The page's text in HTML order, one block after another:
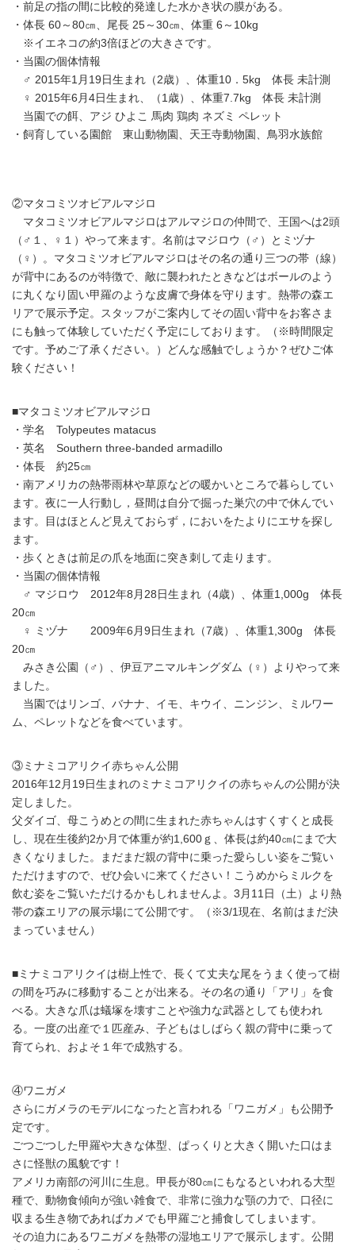
・前足の指の間に比較的発達した水かき状の膜がある。
・体長 60～80㎝、尾長 25～30㎝、体重 6～10kg
※イエネコの約3倍ほどの大きさです。
・当園の個体情報
♂ 2015年1月19日生まれ（2歳）、体重10．5kg 体長 未計測
♀ 2015年6月4日生まれ、（1歳）、体重7.7kg 体長 未計測
当園での餌、アジ ひよこ 馬肉 鶏肉 ネズミ ペレット
・飼育している園館 東山動物園、天王寺動物園、鳥羽水族館
②マタコミツオビアルマジロ
マタコミツオビアルマジロはアルマジロの仲間で、王国へは2頭
（♂１、♀１）やって来ます。名前はマジロウ（♂）とミヅナ
（♀）。マタコミツオビアルマジロはその名の通り三つの帯（線）
が背中にあるのが特徴で、敵に襲われたときなどはボールのよう
に丸くなり固い甲羅のような皮膚で身体を守ります。熱帯の森エ
リアで展示予定。スタッフがご案内してその固い背中をお客さま
にも触って体験していただく予定にしております。（※時間限定
です。予めご了承ください。）どんな感触でしょうか？ぜひご体
験ください！
■マタコミツオビアルマジロ
・学名 Tolypeutes matacus
・英名 Southern three-banded armadillo
・体長 約25㎝
・南アメリカの熱帯雨林や草原などの暖かいところで暮らしてい
ます。夜に一人行動し，昼間は自分で掘った巣穴の中で休んでい
ます。目はほとんど見えておらず，においをたよりにエサを探し
ます。
・歩くときは前足の爪を地面に突き刺して走ります。
・当園の個体情報
♂ マジロウ 2012年8月28日生まれ（4歳）、体重1,000g 体長
20㎝
♀ ミヅナ 2009年6月9日生まれ（7歳）、体重1,300g 体長
20㎝
みさき公園（♂）、伊豆アニマルキングダム（♀）よりやって来
ました。
当園ではリンゴ、バナナ、イモ、キウイ、ニンジン、ミルワー
ム、ペレットなどを食べています。
③ミナミコアリクイ赤ちゃん公開
2016年12月19日生まれのミナミコアリクイの赤ちゃんの公開が決
定しました。
父ダイゴ、母こうめとの間に生まれた赤ちゃんはすくすくと成長
し、現在生後約2か月で体重が約1,600ｇ、体長は約40㎝にまで大
きくなりました。まだまだ親の背中に乗った愛らしい姿をご覧い
ただけますので、ぜひ会いに来てください！こうめからミルクを
飲む姿をご覧いただけるかもしれませんよ。3月11日（土）より熱
帯の森エリアの展示場にて公開です。（※3/1現在、名前はまだ決
まっていません）
■ミナミコアリクイは樹上性で、長くて丈夫な尾をうまく使って樹
の間を巧みに移動することが出来る。その名の通り「アリ」を食
べる。大きな爪は蟻塚を壊すことや強力な武器としても使われ
る。一度の出産で１匹産み、子どもはしばらく親の背中に乗って
育てられ、およそ１年で成熟する。
④ワニガメ
さらにガメラのモデルになったと言われる「ワニガメ」も公開予
定です。
ごつごつした甲羅や大きな体型、ぱっくりと大きく開いた口はま
さに怪獣の風貌です！
アメリカ南部の河川に生息。甲長が80㎝にもなるといわれる大型
種で、動物食傾向が強い雑食で、非常に強力な顎の力で、口径に
収まる生き物であればカメでも甲羅ごと捕食してしまいます。
その迫力にあるワニガメを熱帯の湿地エリアで展示します。公開